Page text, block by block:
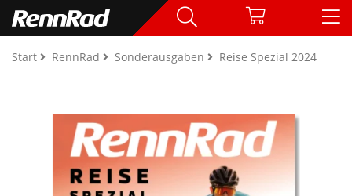
Start RennRad Sonderausgaben Reise Spezial 2024